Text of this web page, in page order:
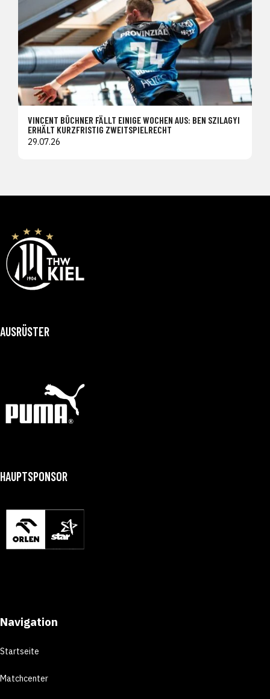
VINCENT BÜCHNER FÄLLT EINIGE WOCHEN AUS: BEN SZILAGYI
ERHÄLT KURZFRISTIG ZWEITSPIELRECHT
29.07.26
AUSRÜSTER
HAUPTSPONSOR
Navigation
Startseite
Matchcenter